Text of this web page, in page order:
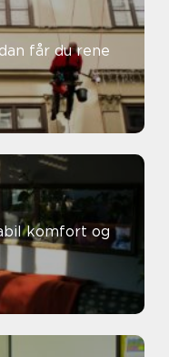
komfort og